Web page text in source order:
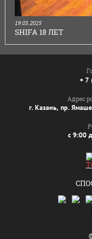
19.05.2025
SHIFA 18 ЛЕТ
+ 7
Адрес
г. Казань, пр.
с 9:00